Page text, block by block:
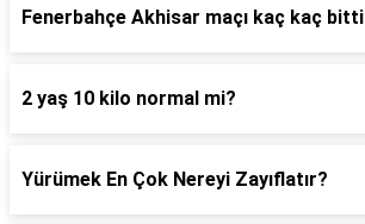
Fenerbahçe Akhisar maçı kaç kaç bitti
2 yaş 10 kilo normal mi?
Yürümek En Çok Nereyi Zayıflatır?